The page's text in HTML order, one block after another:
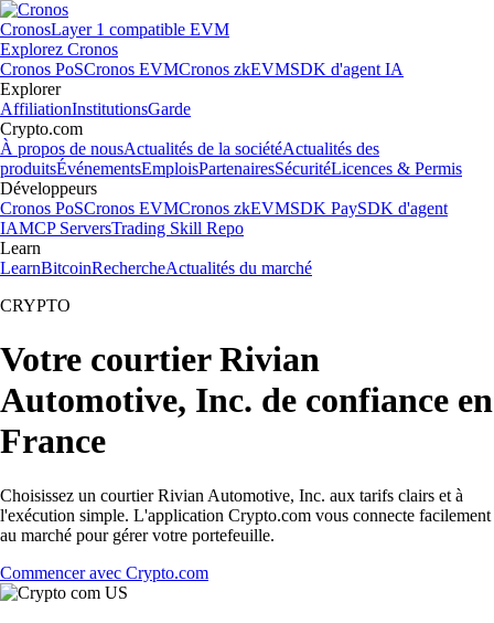
CronosLayer 1 compatible EVM
Explorez Cronos
Cronos PoSCronos EVMCronos zkEVMSDK d'agent IA
Explorer
AffiliationInstitutionsGarde
Crypto.com
À propos de nousActualités de la sociétéActualités des
produitsÉvénementsEmploisPartenairesSécuritéLicences & Permis
Développeurs
Cronos PoSCronos EVMCronos zkEVMSDK PaySDK d'agent
IAMCP ServersTrading Skill Repo
Learn
LearnBitcoinRechercheActualités du marché
CRYPTO
Votre courtier Rivian
Automotive, Inc. de confiance en
France
Choisissez un courtier Rivian Automotive, Inc. aux tarifs clairs et à
l'exécution simple. L'application Crypto.com vous connecte facilement
au marché pour gérer votre portefeuille.
Commencer avec Crypto.com